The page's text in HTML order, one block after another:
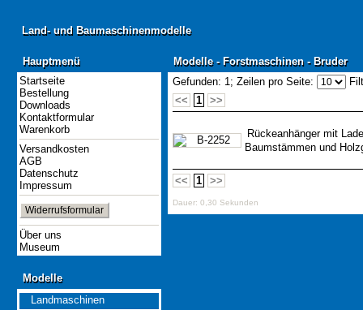
Land- und Baumaschinenmodelle
Land- und Baumaschinenmodelle
Hauptmenü
Hauptmenü
Startseite
Bestellung
Downloads
Kontaktformular
Warenkorb
Versandkosten
AGB
Datenschutz
Impressum
Widerrufsformular
Über uns
Museum
Modelle
Modelle
Landmaschinen
Modelle - Forstmaschinen - Bruder
Modelle - Forstmaschinen - Bruder
Gefunden: 1; Zeilen pro Seite:
<<
1 >>
Rückeanhänger mit
Baumstämmen und
<< 1 >>
Dauer: 0,30 Sekunden